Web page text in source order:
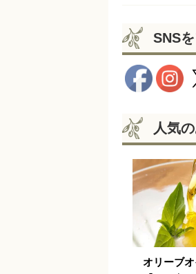
SNS
人気
オリーブ